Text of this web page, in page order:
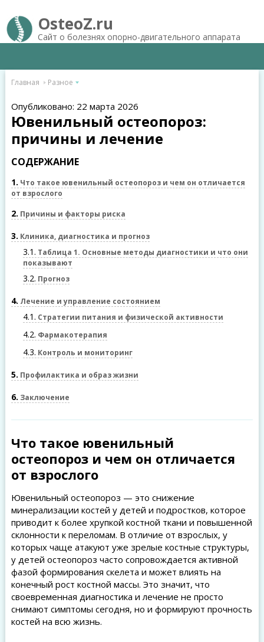
OsteoZ.ru
Сайт о болезнях опорно-двигательного аппарата
Главная Разное
Опубликовано: 22 марта 2026
Ювенильный остеопороз:
причины и лечение
СОДЕРЖАНИЕ
1 Что такое ювенильный остеопороз и чем он отличается
от взрослого
2 Причины и факторы риска
3 Клиника, диагностика и прогноз
3.1 Таблица 1. Основные методы диагностики и что они
показывают
3.2 Прогноз
4 Лечение и управление состоянием
4.1 Стратегии питания и физической активности
4.2 Фармакотерапия
4.3 Контроль и мониторинг
5 Профилактика и образ жизни
6 Заключение
Что такое ювенильный
остеопороз и чем он отличается
от взрослого
Ювенильный остеопороз — это снижение
минерализации костей у детей и подростков, которое
приводит к более хрупкой костной ткани и повышенной
склонности к переломам. В отличие от взрослых, у
которых чаще атакуют уже зрелые костные структуры,
у детей остеопороз часто сопровождается активной
фазой формирования скелета и может влиять на
конечный рост костной массы. Это значит, что
своевременная диагностика и лечение не просто
снимают симптомы сегодня, но и формируют прочность
костей на всю жизнь.